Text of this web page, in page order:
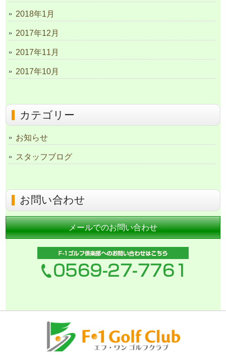
2018年1月
2017年12月
2017年11月
2017年10月
カテゴリー
お知らせ
スタッフブログ
お問い合わせ
メールでのお問い合わせ